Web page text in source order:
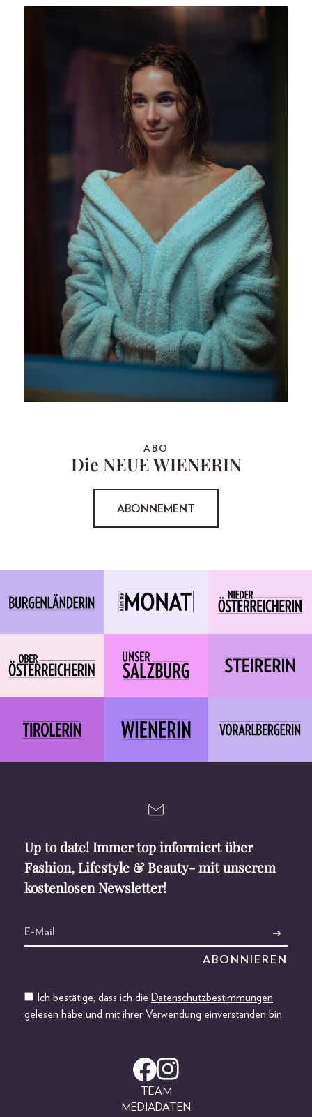
ABO
Die NEUE WIENERIN
ABONNEMENT
Up to date! Immer top informiert über
Fashion, Lifestyle & Beauty- mit unserem
kostenlosen Newsletter!
Ich bestätige, dass ich die Datenschutzbestimmungen
gelesen habe und mit ihrer Verwendung einverstanden bin.
TEAM
MEDIADATEN